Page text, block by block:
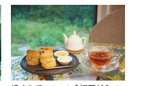
とりっぷ